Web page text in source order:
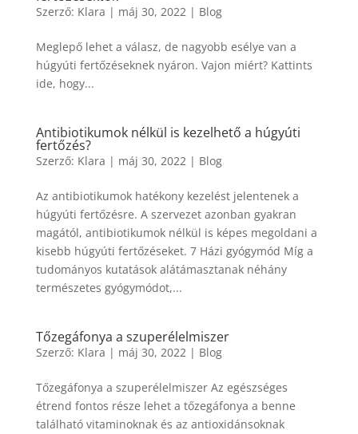
Szerző: Klara | máj 30, 2022| Blog
Meglepő lehet a válasz, de nagyobb esélye van a
húgyúti fertőzéseknek nyáron. Vajon miért? Kattints
ide, hogy...
Antibiotikumok nélkül is kezelhető a húgyúti
fertőzés?
Szerző: Klara | máj 30, 2022| Blog
Az antibiotikumok hatékony kezelést jelentenek a
húgyúti fertőzésre. A szervezet azonban gyakran
magától, antibiotikumok nélkül is képes megoldani a
kisebb húgyúti fertőzéseket. 7 Házi gyógymód Míg a
tudományos kutatások alátámasztanak néhány
természetes gyógymódot,...
Tőzegáfonya a szuperélelmiszer
Szerző: Klara | máj 30, 2022| Blog
Tőzegáfonya a szuperélelmiszer Az egészséges
étrend fontos része lehet a tőzegáfonya a benne
található vitaminoknak és az antioxidánsoknak